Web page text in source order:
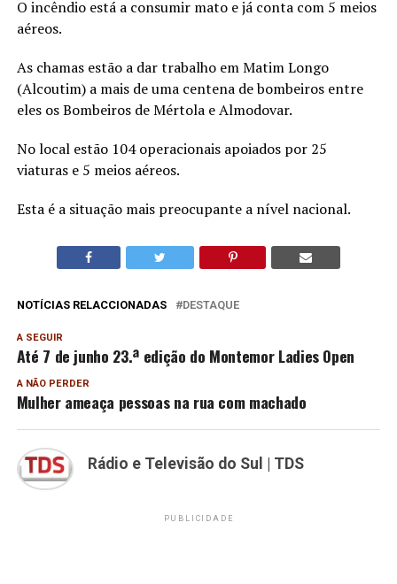
O incêndio está a consumir mato e já conta com 5 meios
aéreos.
As chamas estão a dar trabalho em Matim Longo
(Alcoutim) a mais de uma centena de bombeiros entre
eles os Bombeiros de Mértola e Almodovar.
No local estão 104 operacionais apoiados por 25
viaturas e 5 meios aéreos.
Esta é a situação mais preocupante a nível nacional.
NOTÍCIAS RELACCIONADAS DESTAQUE
A SEGUIR
Até 7 de junho 23.ª edição do Montemor Ladies Open
A NÃO PERDER
Mulher ameaça pessoas na rua com machado
Rádio e Televisão do Sul | TDS
PUBLICIDADE